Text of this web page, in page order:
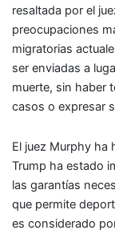
resaltada por el
preocupaciones
migratorias
ser enviadas a
muerte, sin haber
casos o expresar
El juez Murphy ha
Trump ha estado
las garantías
que permite
es considerado